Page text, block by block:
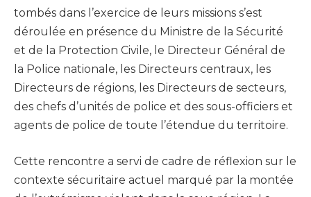
tombés dans l’exercice de leurs missions s’est
déroulée en présence du Ministre de la Sécurité
et de la Protection Civile, le Directeur Général de
la Police nationale, les Directeurs centraux, les
Directeurs de régions, les Directeurs de secteurs,
des chefs d’unités de police et des sous-officiers et
agents de police de toute l’étendue du territoire.
Cette rencontre a servi de cadre de réflexion sur le
contexte sécuritaire actuel marqué par la montée